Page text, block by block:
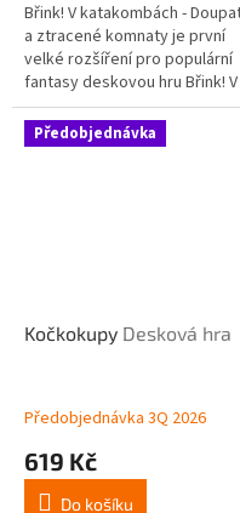
Břink! V katakombách -
a ztracené komnaty je první
velké rozšíření pro populární
fantasy deskovou hru Břink! V
katakombách. Tato expanze
přináší do hry legendární...
Předobjednávka
Kočkokupy Desková hra
Předobjednávka 3Q 2026
619 Kč
Do košíku